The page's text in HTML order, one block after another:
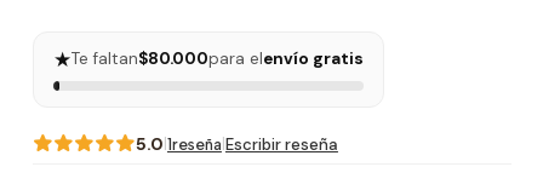
★Te faltan$80.000para elenvío gratis
5.0|1reseña|Escribir reseña